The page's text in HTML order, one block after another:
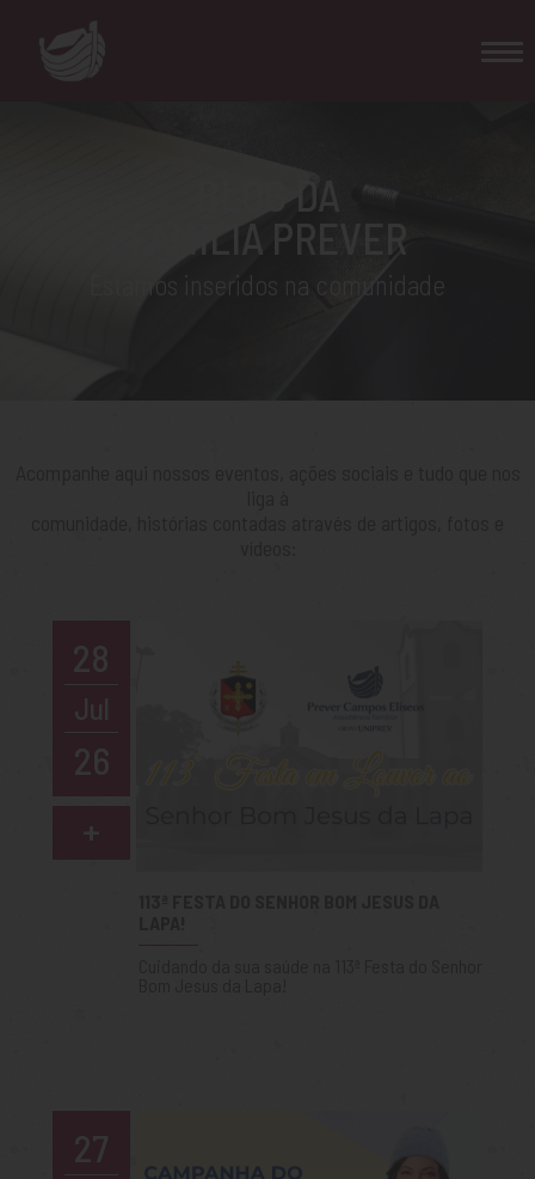
BLOG DA
FAMÍLIA PREVER
Estamos inseridos na comunidade
28
Jul
26
+
27